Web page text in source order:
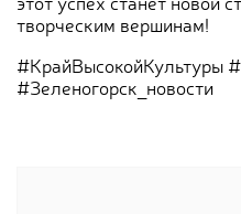
творческим вершинам!
#КрайВысокойКультуры
#Зеленогорск_новости